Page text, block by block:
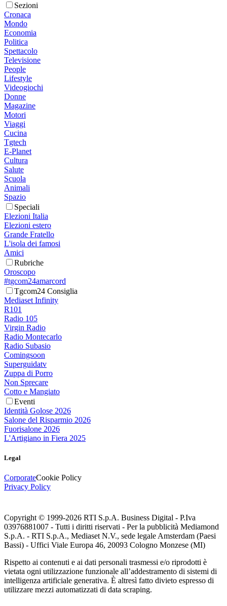
Sezioni
Cronaca
Mondo
Economia
Politica
Spettacolo
Televisione
People
Lifestyle
Videogiochi
Donne
Magazine
Motori
Viaggi
Cucina
Tgtech
E-Planet
Cultura
Salute
Scuola
Animali
Spazio
Speciali
Elezioni Italia
Elezioni estero
Grande Fratello
L'isola dei famosi
Amici
Rubriche
Oroscopo
#tgcom24amarcord
Tgcom24 Consiglia
Mediaset Infinity
R101
Radio 105
Virgin Radio
Radio Montecarlo
Radio Subasio
Comingsoon
Superguidatv
Zuppa di Porro
Non Sprecare
Cotto e Mangiato
Eventi
Identità Golose 2026
Salone del Risparmio 2026
Fuorisalone 2026
L'Artigiano in Fiera 2025
Legal
CorporateCookie Policy
Privacy Policy
Copyright © 1999-2026 RTI S.p.A. Business Digital - P.Iva
03976881007 - Tutti i diritti riservati - Per la pubblicità Mediamond
S.p.A. - RTI S.p.A., Mediaset N.V., sede legale Amsterdam (Paesi
Bassi) - Uffici Viale Europa 46, 20093 Cologno Monzese (MI)
Rispetto ai contenuti e ai dati personali trasmessi e/o riprodotti è
vietata ogni utilizzazione funzionale all’addestramento di sistemi di
intelligenza artificiale generativa. È altresì fatto divieto espresso di
utilizzare mezzi automatizzati di data scraping.